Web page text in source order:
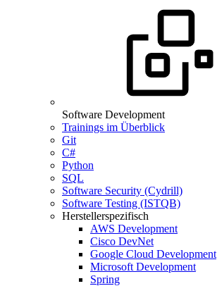
Software Development
Trainings im Überblick
Git
C#
Python
SQL
Software Security (Cydrill)
Software Testing (ISTQB)
Herstellerspezifisch
AWS Development
Cisco DevNet
Google Cloud Development
Microsoft Development
Spring